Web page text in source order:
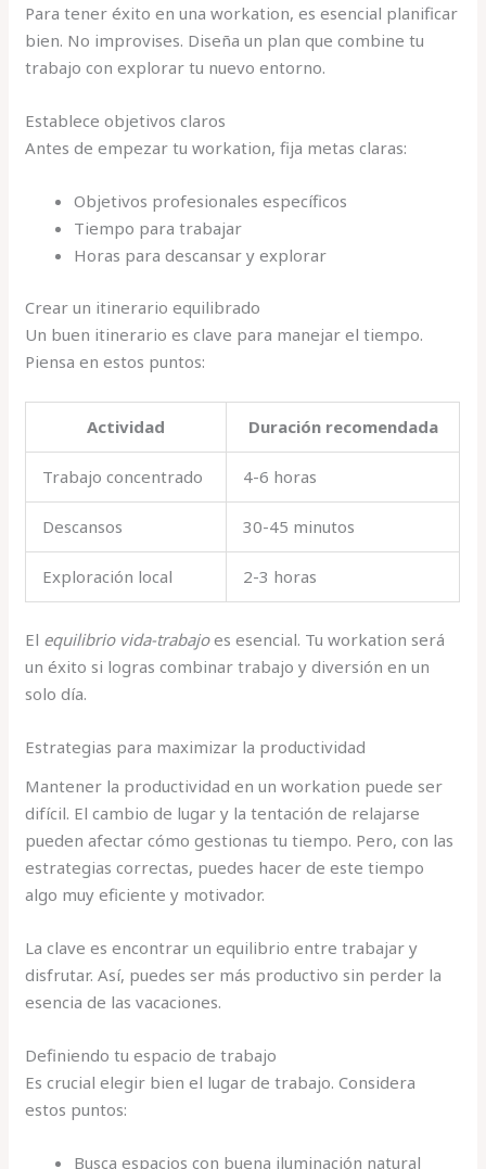
Para tener éxito en una workation, es esencial planificar
bien. No improvises. Diseña un plan que combine tu
trabajo con explorar tu nuevo entorno.
Establece objetivos claros
Antes de empezar tu workation, fija metas claras:
Objetivos profesionales específicos
Tiempo para trabajar
Horas para descansar y explorar
Crear un itinerario equilibrado
Un buen itinerario es clave para manejar el tiempo.
Piensa en estos puntos:
Actividad Duración recomendada
Trabajo concentrado 4-6 horas
Descansos 30-45 minutos
Exploración local 2-3 horas
El equilibrio vida-trabajoes esencial. Tu workation será
un éxito si logras combinar trabajo y diversión en un
solo día.
Estrategias para maximizar la productividad
Mantener la productividad en un workation puede ser
difícil. El cambio de lugar y la tentación de relajarse
pueden afectar cómo gestionas tu tiempo. Pero, con las
estrategias correctas, puedes hacer de este tiempo
algo muy eficiente y motivador.
La clave es encontrar un equilibrio entre trabajar y
disfrutar. Así, puedes ser más productivo sin perder la
esencia de las vacaciones.
Definiendo tu espacio de trabajo
Es crucial elegir bien el lugar de trabajo. Considera
estos puntos:
Busca espacios con buena iluminación natural